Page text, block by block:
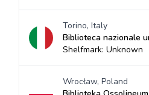
Torino, Italy
Biblioteca nazionale
Shelfmark: Unknown
Wrocław, Poland